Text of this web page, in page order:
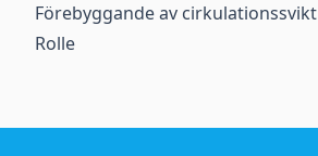
Förebyggande av cirkulationssvikt
Rolle